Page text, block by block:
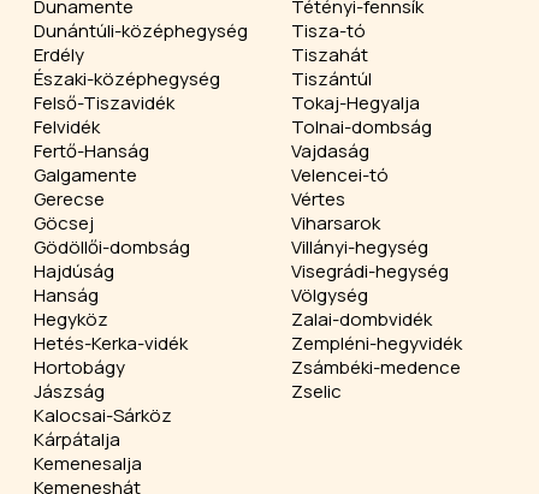
Dunamente
Dunántúli-középhegység
Erdély
Északi-középhegység
Felső-Tiszavidék
Felvidék
Fertő-Hanság
Galgamente
Gerecse
Göcsej
Gödöllői-dombság
Hajdúság
Hanság
Hegyköz
Hetés-Kerka-vidék
Hortobágy
Jászság
Kalocsai-Sárköz
Kárpátalja
Kemenesalja
Kemeneshát
Tétényi-fennsík
Tisza-tó
Tiszahát
Tiszántúl
Tokaj-Hegyalja
Tolnai-dombság
Vajdaság
Velencei-tó
Vértes
Viharsarok
Villányi-hegység
Visegrádi-hegység
Völgység
Zalai-dombvidék
Zempléni-hegyvidék
Zsámbéki-medence
Zselic